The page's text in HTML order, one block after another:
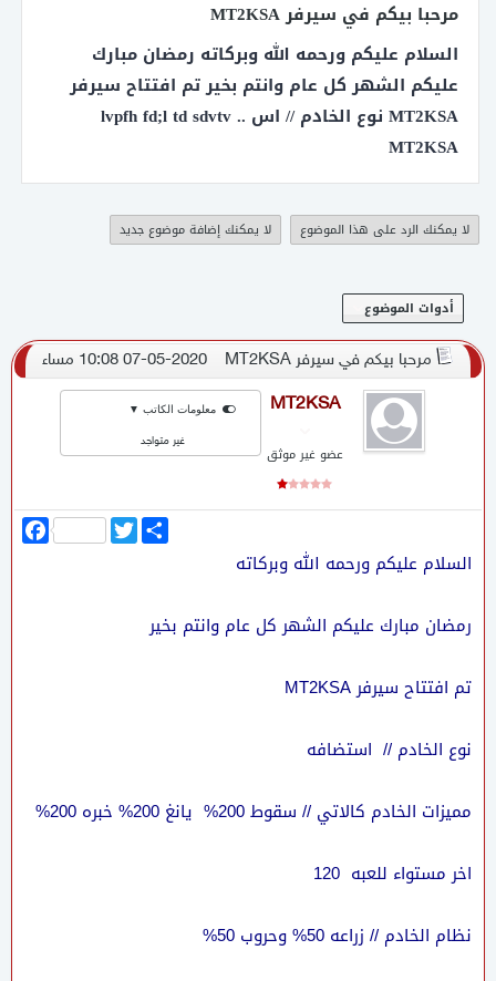
برنامج KingOfPrograms يشمل برامج عمل سيرفر والتعديل by Mr.Monk
شرح عمل سيرفر كونكر تهيس على هماشي لجهازك الشخصي للعلم الشرح
قديم
لودر 5095 مش متفيرس
مكتبة الكلينتات ال2دى وال3دي والكلاسيك
مرحبا بيكم في سيرفر MT2KSA
السلام عليكم ورحمه الله وبركاته رمضان مبارك
عليكم الشهر كل عام وانتم بخير تم افتتاح سيرفر
MT2KSA نوع الخادم // اس .. lvpfh fd;l td sdvtv
MT2KSA
لا يمكنك الرد على هذا الموضوع لا يمكنك إضافة موضوع جديد
أدوات الموضوع
مرحبا بيكم في سيرفر MT2KSA 07-05-2020 10:08 مساء
MT2KSA
عضو غير موثق
معلومات الكاتب ▼
غير متواجد
F
a
T
w
ا
ن
السلام عليكم ورحمه الله وبركاته
رمضان مبارك عليكم الشهر كل عام وانتم بخير
تم افتتاح سيرفر MT2KSA
نوع الخادم // استضافه
مميزات الخادم كالاتي // سقوط 200% يانغ 200% خبره 200%
اخر مستواء للعبه 120
نظام الخادم // زراعه 50% وحروب 50%